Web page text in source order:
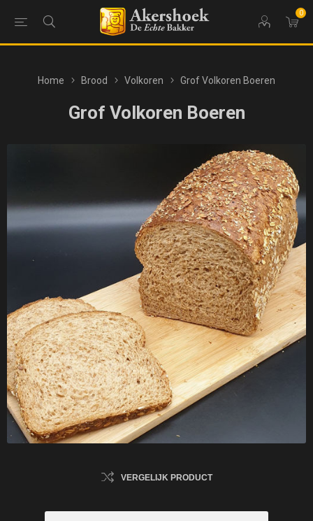
0
Home Brood Volkoren Grof Volkoren Boeren
Grof Volkoren Boeren
VERGELIJK PRODUCT